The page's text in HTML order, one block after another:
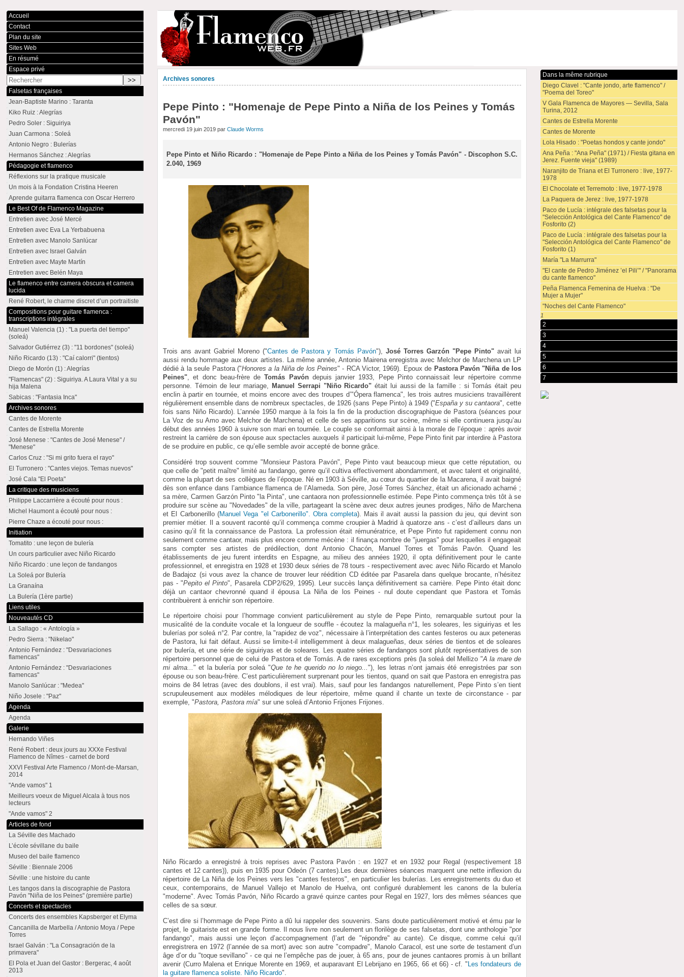
Archives sonores
Pepe Pinto : "Homenaje de Pepe Pinto a Niña de los Peines y Tomás
Pavón"
mercredi 19 juin 2019 parClaude Worms
Pepe Pinto et Niño Ricardo : "Homenaje de Pepe Pinto a Niña de los Peines y Tomás Pavón" - Discophon S.C.
2.040, 1969
Trois ans avant Gabriel Moreno ("Cantes de Pastora y Tomás Pavón"), José Torres Garzón "Pepe Pinto"avait lui
aussi rendu hommage aux deux artistes. La même année, Antonio Mairena enregistra avec Melchor de Marchena un LP
dédié à la seule Pastora ("Honores a la Niña de los Peines" - RCA Victor, 1969). Epoux de Pastora Pavón "Niña de los
Peines", et donc beau-frère deTomás Pavóndepuis janvier 1933, Pepe Pinto connaissait leur répertoire comme
personne. Témoin de leur mariage, Manuel Serrapi "Niño Ricardo" était lui aussi de la famille : si Tomás était peu
enclin à partir en tournée, et moins encore avec des troupes d’"Ópera flamenca", les trois autres musiciens travaillèrent
régulièrement ensemble dans de nombreux spectacles, de 1926 (sans Pepe Pinto) à 1949 ("España y su cantaora", cette
fois sans Niño Ricardo). L’année 1950 marque à la fois la fin de la production discographique de Pastora (séances pour
La Voz de su Amo avec Melchor de Marchena) et celle de ses apparitions sur scène, même si elle continuera jusqu’au
début des années 1960 à suivre son mari en tournée. Le couple se conformait ainsi à la morale de l’époque : après avoir
restreint la carrière de son épouse aux spectacles auxquels il participait lui-même, Pepe Pinto finit par interdire à Pastora
de se produire en public, ce qu’elle semble avoir accepté de bonne grâce.
Considéré trop souvent comme "Monsieur Pastora Pavón", Pepe Pinto vaut beaucoup mieux que cette réputation, ou
que celle de "petit maître" limité au fandango, genre qu’il cultiva effectivement abondamment, et avec talent et originalité,
comme la plupart de ses collègues de l’époque. Né en 1903 à Séville, au cœur du quartier de la Macarena, il avait baigné
dès son enfance dans l’ambiance flamenca de l’Alameda. Son père, José Torres Sánchez, était un aficionado acharné ;
sa mère, Carmen Garzón Pinto "la Pinta", une cantaora non professionnelle estimée. Pepe Pinto commença très tôt à se
produire sur scène au "Novedades" de la ville, partageant la scène avec deux autres jeunes prodiges, Niño de Marchena
et El Carbonerillo (Manuel Vega "el Carbonerillo". Obra completa). Mais il avait aussi la passion du jeu, qui devint son
premier métier. Il a souvent raconté qu’il commença comme croupier à Madrid à quatorze ans - c’est d’ailleurs dans un
casino qu’il fit la connaissance de Pastora. La profession était rémunératrice, et Pepe Pinto fut rapidement connu non
seulement comme cantaor, mais plus encore comme mécène : il finança nombre de "juergas" pour lesquelles il engageait
sans compter ses artistes de prédilection, dont Antonio Chacón, Manuel Torres et Tomás Pavón. Quand les
établissements de jeu furent interdits en Espagne, au milieu des années 1920, il opta définitivement pour le cante
professionnel, et enregistra en 1928 et 1930 deux séries de 78 tours - respectivement avec avec Niño Ricardo et Manolo
de Badajoz (si vous avez la chance de trouver leur réédition CD éditée par Pasarela dans quelque brocante, n’hésitez
pas - "Pepito el Pinto", Pasarela CDP2/629, 1995). Leur succès lança définitivement sa carrière. Pepe Pinto était donc
déjà un cantaor chevronné quand il épousa La Niña de los Peines - nul doute cependant que Pastora et Tomás
contribuèrent à enrichir son répertoire.
Le répertoire choisi pour l’hommage convient particulièrement au style de Pepe Pinto, remarquable surtout pour la
musicalité de la conduite vocale et la longueur de souffle - écoutez la malagueña n°1, les soleares, les siguiriyas et les
bulerías por soleá n°2. Par contre, la "rapidez de voz", nécessaire à l’interprétation des cantes festeros ou aux peteneras
de Pastora, lui fait défaut. Aussi se limite-t-il intelligemment à deux malagueñas, deux séries de tientos et de soleares
por bulería, et une série de siguiriyas et de soleares. Les quatre séries de fandangos sont plutôt représentatives de son
répertoire personnel que de celui de Pastora et de Tomás. A de rares exceptions près (la soleá del Mellizo "A la mare de
mi alma... " et la bulería por soleá "Que te he querido no lo niego..."), les letras n’ont jamais été enregistrées par son
épouse ou son beau-frère. C’est particulièrement surprenant pour les tientos, quand on sait que Pastora en enregistra pas
moins de 84 letras (avec des doublons, il est vrai). Mais, sauf pour les fandangos naturellement, Pepe Pinto s’en tient
scrupuleusement aux modèles mélodiques de leur répertoire, même quand il chante un texte de circonstance - par
exemple, "Pastora, Pastora mía" sur une soleá d’Antonio Frijones Frijones.
Niño Ricardo a enregistré à trois reprises avec Pastora Pavón : en 1927 et en 1932 pour Regal (respectivement 18
cantes et 12 cantes)), puis en 1935 pour Odeón (7 cantes).Les deux dernières séances marquent une nette inflexion du
répertoire de La Niña de los Peines vers les "cantes festeros", en particulier les bulerías. Les enregistrements du duo et
ceux, contemporains, de Manuel Vallejo et Manolo de Huelva, ont configuré durablement les canons de la bulería
"moderne". Avec Tomás Pavón, Niño Ricardo a gravé quinze cantes pour Regal en 1927, lors des mêmes séances que
celles de sa sœur.
C’est dire si l’hommage de Pepe Pinto a dû lui rappeler des souvenirs. Sans doute particulièrement motivé et ému par le
projet, le guitariste est en grande forme. Il nous livre non seulement un florilège de ses falsetas, dont une anthologie "por
fandango", mais aussi une leçon d’accompagnement (l’art de "répondre" au cante). Ce disque, comme celui qu’il
enregistrera en 1972 (l’année de sa mort) avec son autre "compadre", Manolo Caracol, est une sorte de testament d’un
âge d’or du "toque sevillano" - ce qui ne l’empêche pas de jouer, à 65 ans, pour de jeunes cantaores promis à un brillant
avenir (Curro Malena et Enrique Morente en 1969, et auparavant El Lebrijano en 1965, 66 et 66) - cf. "Les fondateurs de
la guitare flamenca soliste. Niño Ricardo".
Dans la même rubrique
Diego Clavel : "Cante jondo, arte flamenco" /
"Poema del Toreo"
V Gala Flamenca de Mayores — Sevilla, Sala
Turina, 2012
Cantes de Estrella Morente
Cantes de Morente
Lola Hisado : "Poetas hondos y cante jondo"
Ana Peña : "Ana Peña" (1971) / Fiesta gitana en
Jerez. Fuente vieja" (1989)
Naranjito de Triana et El Turronero : live, 1977-
1978
El Chocolate et Terremoto : live, 1977-1978
La Paquera de Jerez : live, 1977-1978
Paco de Lucía : intégrale des falsetas pour la
"Selección Antológica del Cante Flamenco" de
Fosforito (2)
Paco de Lucía : intégrale des falsetas pour la
"Selección Antológica del Cante Flamenco" de
Fosforito (1)
María "La Marrurra"
"El cante de Pedro Jiménez ’el Pili’" / "Panorama
du cante flamenco"
Peña Flamenca Femenina de Huelva : "De
Mujer a Mujer"
"Noches del Cante Flamenco"
1
2
3
4
5
6
7
Accueil
Contact
Plan du site
Sites Web
En résumé
Espace privé
Falsetas françaises
Jean-Baptiste Marino : Taranta
Kiko Ruiz : Alegrías
Pedro Soler : Siguiriya
Juan Carmona : Soleá
Antonio Negro : Bulerías
Hermanos Sánchez : Alegrías
Pédagogie et flamenco
Réflexions sur la pratique musicale
Un mois à la Fondation Cristina Heeren
Aprende guitarra flamenca con Oscar Herrero
Le Best Of de Flamenco Magazine
Entretien avec José Mercé
Entretien avec Eva La Yerbabuena
Entretien avec Manolo Sanlúcar
Entretien avec Israel Galván
Entretien avec Mayte Martín
Entretien avec Belén Maya
Le flamenco entre camera obscura et camera
lucida
René Robert, le charme discret d’un portraitiste
Compositions pour guitare flamenca :
transcriptions intégrales
Manuel Valencia (1) : "La puerta del tiempo"
(soleá)
Salvador Gutiérrez (3) : "11 bordones" (soleá)
Niño Ricardo (13) : "Caí calorri" (tientos)
Diego de Morón (1) : Alegrías
"Flamencas" (2) : Siguiriya. A Laura Vital y a su
hija Malena
Sabicas : "Fantasia Inca"
Archives sonores
Cantes de Morente
Cantes de Estrella Morente
José Menese : "Cantes de José Menese" /
"Menese"
Carlos Cruz : "Si mi grito fuera el rayo"
El Turronero : "Cantes viejos. Temas nuevos"
José Cala "El Poeta"
La critique des musiciens
Philippe Laccarrière a écouté pour nous :
Michel Haumont a écouté pour nous :
Pierre Chaze a écouté pour nous :
Initiation
Tomatito : une leçon de bulería
Un cours particulier avec Niño Ricardo
Niño Ricardo : une leçon de fandangos
La Soleá por Bulería
La Granaína
La Bulería (1ère partie)
Liens utiles
Nouveautés CD
La Sallago : « Antología »
Pedro Sierra : "Nikelao"
Antonio Fernández : "Desvariaciones
flamencas"
Antonio Fernández : "Desvariaciones
flamencas"
Manolo Sanlúcar : "Medea"
Niño Josele : "Paz"
Agenda
Agenda
Galerie
Hernando Viñes
René Robert : deux jours au XXXe Festival
Flamenco de Nîmes - carnet de bord
XXVI Festival Arte Flamenco / Mont-de-Marsan,
2014
"Ande vamos" 1
Meilleurs voeux de Miguel Alcala à tous nos
lecteurs
"Ande vamos" 2
Articles de fond
La Séville des Machado
L’école sévillane du baile
Museo del baile flamenco
Séville : Biennale 2006
Séville : une histoire du cante
Les tangos dans la discographie de Pastora
Pavón "Niña de los Peines" (première partie)
Concerts et spectacles
Concerts des ensembles Kapsberger et Elyma
Cancanilla de Marbella / Antonio Moya / Pepe
Torres
Israel Galván : "La Consagración de la
primavera"
El Pola et Juan del Gastor : Bergerac, 4 août
2013